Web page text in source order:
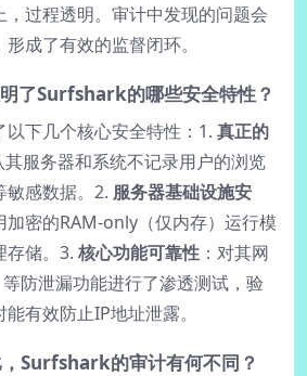
过程透明。审计中发现的问题会
成了有效的监督闭环。
了Surfshark的哪些安全特性？
下几个核心安全特性：1. 真正的
其服务器和系统不记录用户的浏览
敏感数据。2. 服务器基础设施安
加密的RAM-only（仅内存）运行模
存储。3. 核心功能可靠性 ：对其网
防泄漏功能进行了渗透测试，验
有效防止IP地址泄露。
Surfshark的审计有何不同？